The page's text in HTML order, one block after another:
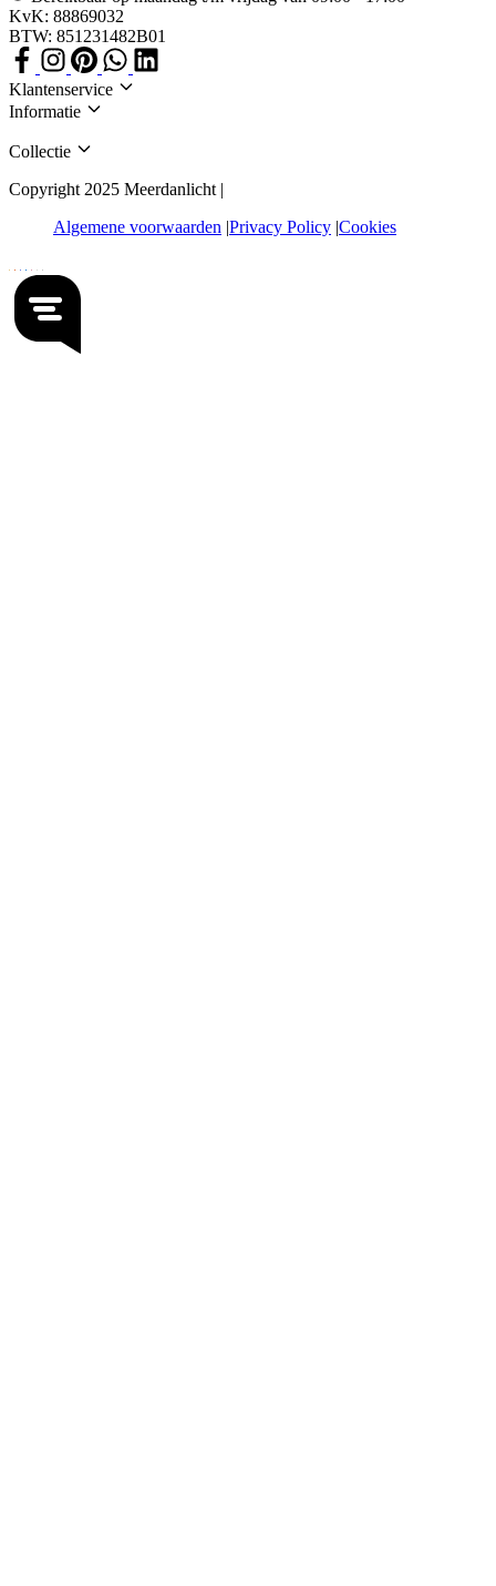
KvK: 88869032
BTW: 851231482B01
Klantenservice
Informatie
Collectie
Copyright 2025 Meerdanlicht |
Algemene voorwaarden Privacy Policy Cookies